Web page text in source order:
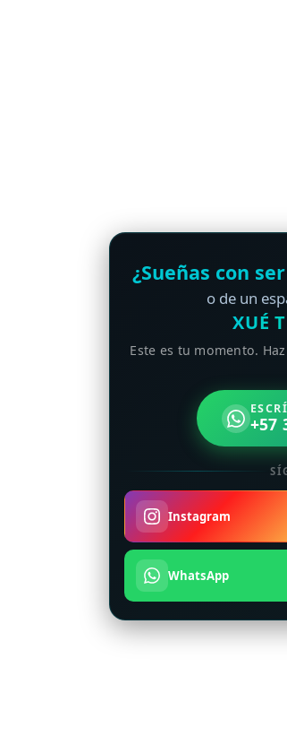
¿Sueñas con
o de un
XUÉ
Este es tu momento.
+57
Instagram
WhatsApp